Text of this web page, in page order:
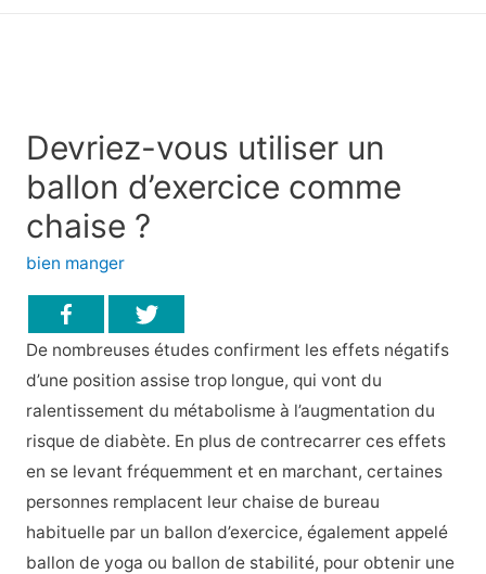
Devriez-vous utiliser un
ballon d’exercice comme
chaise ?
bien manger
De nombreuses études confirment les effets négatifs
d’une position assise trop longue, qui vont du
ralentissement du métabolisme à l’augmentation du
risque de diabète. En plus de contrecarrer ces effets
en se levant fréquemment et en marchant, certaines
personnes remplacent leur chaise de bureau
habituelle par un ballon d’exercice, également appelé
ballon de yoga ou ballon de stabilité, pour obtenir une